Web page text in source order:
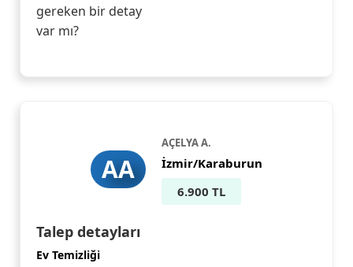
gereken bir detay
var mı?
AA
AÇELYA A.
İzmir/Karaburun
6.900 TL
Talep detayları
Ev Temizliği